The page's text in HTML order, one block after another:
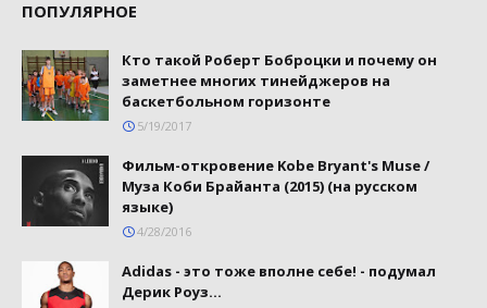
ПОПУЛЯРНОЕ
Кто такой Роберт Боброцки и почему он
заметнее многих тинейджеров на
баскетбольном горизонте
5/19/2017
Фильм-откровение Kobe Bryant's Muse /
Муза Коби Брайанта (2015) (на русском
языке)
4/28/2016
Adidas - это тоже вполне себе! - подумал
Дерик Роуз...